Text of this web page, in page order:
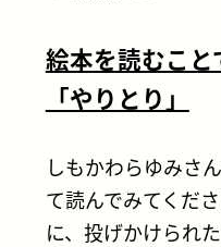
絵本を読むこ
「やりとり」
しもかわらゆみさ
て読んでみてくだ
に、投げかけられ